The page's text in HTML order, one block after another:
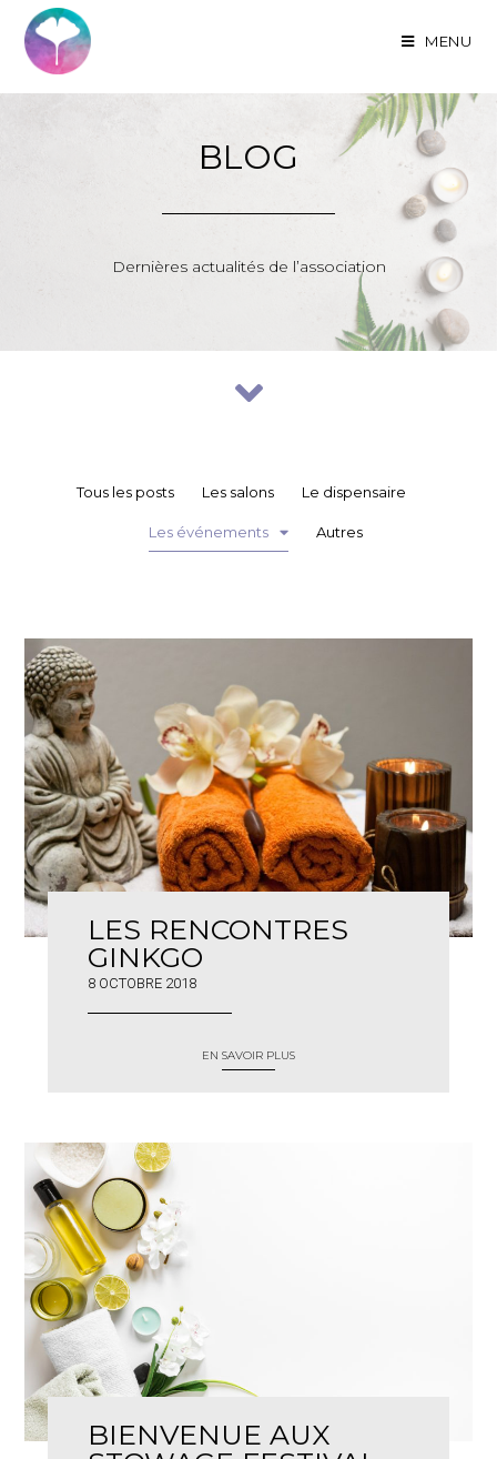
MENU
BLOG
Dernières actualités de l’association
Tous les posts Les salons Le dispensaire
Les événements Autres
LES RENCONTRES
GINKGO
8 OCTOBRE 2018
EN SAVOIR PLUS
BIENVENUE AUX